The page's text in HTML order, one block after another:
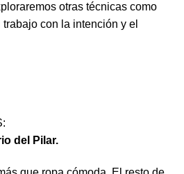
otras técnicas como
con la intención y el
del Pilar.